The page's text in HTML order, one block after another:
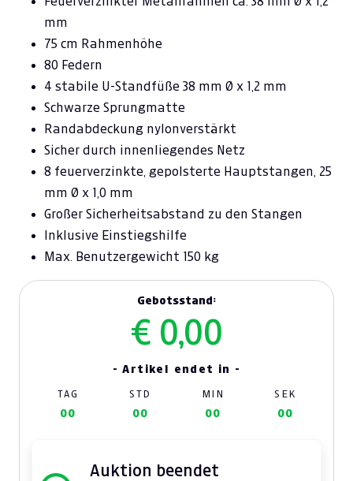
mm
75 cm Rahmenhöhe
80 Federn
4 stabile U-Standfüße 38 mm Ø x 1,2 mm
Schwarze Sprungmatte
Randabdeckung nylonverstärkt
Sicher durch innenliegendes Netz
8 feuerverzinkte, gepolsterte Hauptstangen, 25
mm Ø x 1,0 mm
Großer Sicherheitsabstand zu den Stangen
Inklusive Einstiegshilfe
Max. Benutzergewicht 150 kg
Gebotsstand:
€ 0,00
- Artikel endet in -
TAG STD MIN SEK
00 00 00 00
Auktion beendet